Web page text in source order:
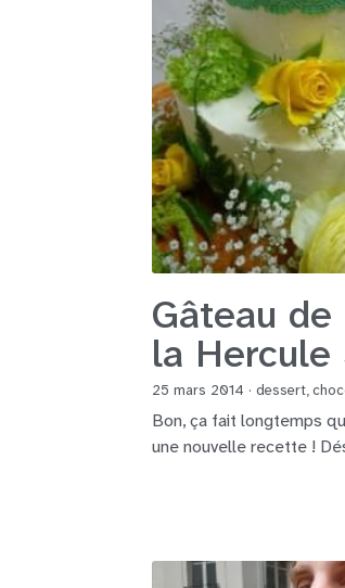
Gâteau
la Hercule
25 mars 2014 ·dessert,
Bon, ça fait longtemps
une nouvelle recette !